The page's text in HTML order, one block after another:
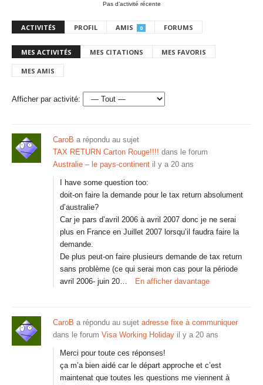
Pas d’activité récente
ACTIVITÉS PROFIL AMIS 0 FORUMS
MES ACTIVITÉS MES CITATIONS MES FAVORIS
MES AMIS
Afficher par activité:
CaroB a répondu au sujet
TAX RETURN Carton Rouge!!!! dans le forum
Australie – le pays-continent il y a 20 ans
I have some question too:
doit-on faire la demande pour le tax return absolument
d’australie?
Car je pars d’avril 2006 à avril 2007 donc je ne serai
plus en France en Juillet 2007 lorsqu’il faudra faire la
demande.
De plus peut-on faire plusieurs demande de tax return
sans problème (ce qui serai mon cas pour la période
avril 2006- juin 20…
En afficher davantage
CaroB a répondu au sujet adresse fixe à communiquer
dans le forum Visa Working Holiday il y a 20 ans
Merci pour toute ces réponses!
ça m’a bien aidé car le départ approche et c’est
maintenat que toutes les questions me viennent à